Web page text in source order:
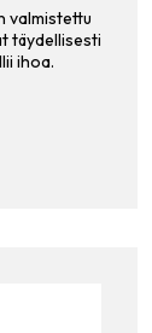
valmistettu
täydellisesti
ihoa.